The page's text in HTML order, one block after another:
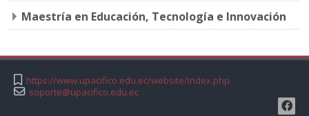
Maestría en Educación, Tecnología e Innovación
https://www.upacifico.edu.ec/website/index.php
soporte@upacifico.edu.ec